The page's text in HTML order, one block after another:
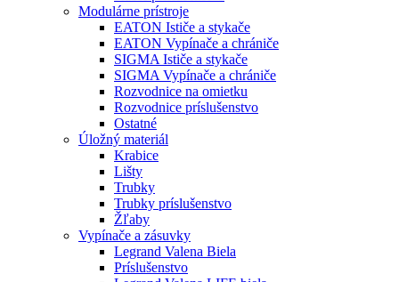
Modulárne prístroje
EATON Ističe a stykače
EATON Vypínače a chrániče
SIGMA Ističe a stykače
SIGMA Vypínače a chrániče
Rozvodnice na omietku
Rozvodnice príslušenstvo
Ostatné
Úložný materiál
Krabice
Lišty
Trubky
Trubky príslušenstvo
Žľaby
Vypínače a zásuvky
Legrand Valena Biela
Príslušenstvo